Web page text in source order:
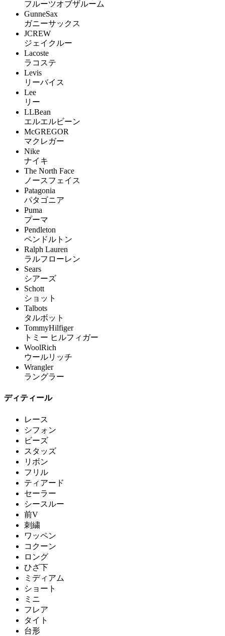
フルーツオブザルーム
GunneSax
ガニーサックス
JCREW
ジェイクルー
Lacoste
ラコステ
Levis
リーバイス
Lee
リー
LLBean
エルエルビーン
McGREGOR
マクレガー
Nike
ナイキ
The North Face
ノースフェイス
Patagonia
パタゴニア
Puma
プーマ
Pendleton
ペンドルトン
Ralph Lauren
ラルフローレン
Sears
シアーズ
Schott
ショット
Talbots
タルボット
TommyHilfiger
トミー ヒルフィガー
WoolRich
ウールリッチ
Wrangler
ラングラー
ディティール
レース
シフォン
ビーズ
スタッズ
リボン
フリル
ティアード
セーラー
シースルー
前V
刺繍
ワッペン
コクーン
ロング
ひざ下
ミディアム
ショート
ミニ
フレア
タイト
台形